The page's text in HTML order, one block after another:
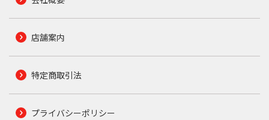
店舗案内
特定商取引法
プライバシーポリシー